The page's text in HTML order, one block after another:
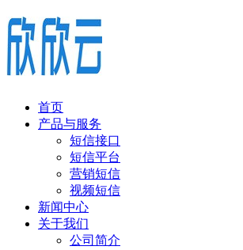
首页
产品与服务
短信接口
短信平台
营销短信
视频短信
新闻中心
关于我们
公司简介